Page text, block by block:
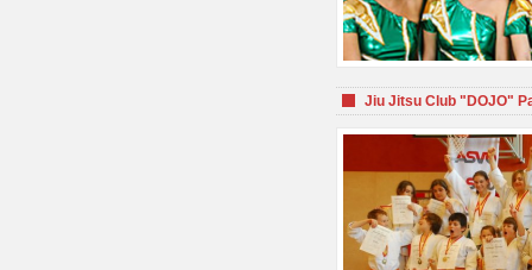
Jiu Jitsu Club "DOJO"